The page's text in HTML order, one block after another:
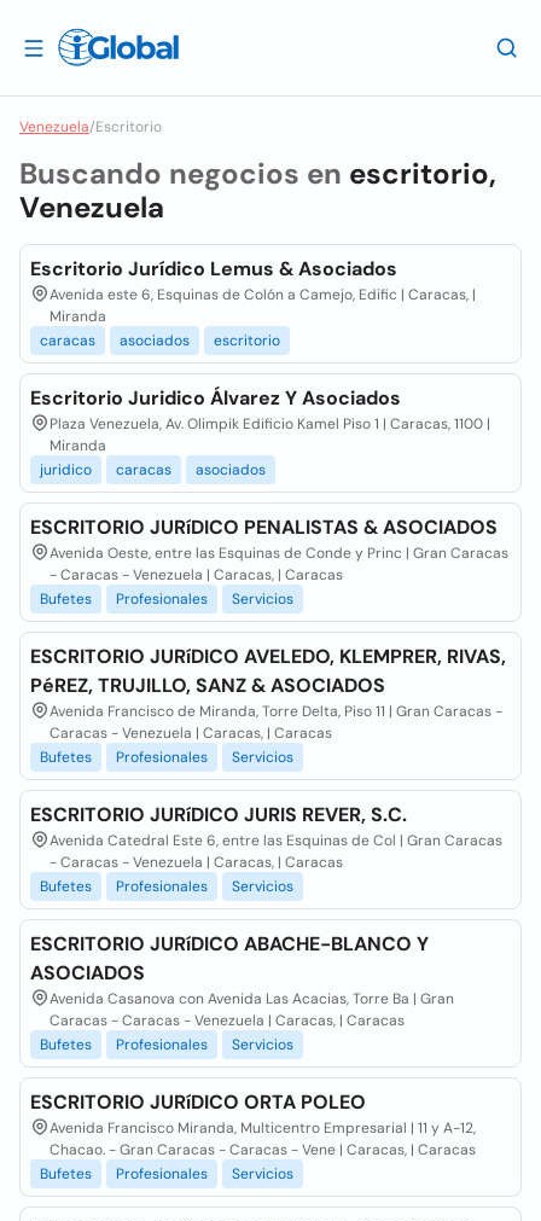
Venezuela/Escritorio
Buscando negocios en escritorio,
Venezuela
Escritorio Jurídico Lemus & Asociados
Avenida este 6, Esquinas de Colón a Camejo, Edific | Caracas, |
Miranda
caracas
asociados escritorio
Escritorio Juridico Álvarez Y Asociados
Plaza Venezuela, Av. Olimpik Edificio Kamel Piso 1 | Caracas, 1100 |
Miranda
juridico
caracas asociados
ESCRITORIO JURíDICO PENALISTAS & ASOCIADOS
Avenida Oeste, entre las Esquinas de Conde y Princ | Gran Caracas
- Caracas - Venezuela | Caracas, | Caracas
Bufetes
Profesionales Servicios
ESCRITORIO JURíDICO AVELEDO, KLEMPRER, RIVAS,
PéREZ, TRUJILLO, SANZ & ASOCIADOS
Avenida Francisco de Miranda, Torre Delta, Piso 11 | Gran Caracas -
Caracas - Venezuela | Caracas, | Caracas
Bufetes
Profesionales Servicios
ESCRITORIO JURíDICO JURIS REVER, S.C.
Avenida Catedral Este 6, entre las Esquinas de Col | Gran Caracas
- Caracas - Venezuela | Caracas, | Caracas
Bufetes
Profesionales Servicios
ESCRITORIO JURíDICO ABACHE-BLANCO Y
ASOCIADOS
Avenida Casanova con Avenida Las Acacias, Torre Ba | Gran
Caracas - Caracas - Venezuela | Caracas, | Caracas
Bufetes
Profesionales Servicios
ESCRITORIO JURíDICO ORTA POLEO
Avenida Francisco Miranda, Multicentro Empresarial | 11 y A-12,
Chacao. - Gran Caracas - Caracas - Vene | Caracas, | Caracas
Bufetes
Profesionales Servicios